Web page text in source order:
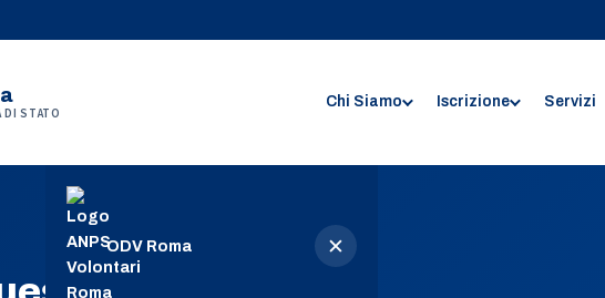
DI STATO
Chi Siamo Iscrizione Servizi
ODV Roma ✕